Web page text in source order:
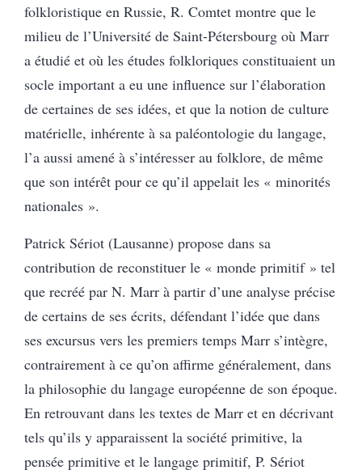
folkloristique en Russie, R. Comtet montre que le
milieu de l’Université de Saint-Pétersbourg où Marr
a étudié et où les études folkloriques constituaient un
socle important a eu une influence sur l’élaboration
de certaines de ses idées, et que la notion de culture
matérielle, inhérente à sa paléontologie du langage,
l’a aussi amené à s’intéresser au folklore, de même
que son intérêt pour ce qu’il appelait les « minorités
nationales ».
Patrick Sériot (Lausanne) propose dans sa
contribution de reconstituer le « monde primitif » tel
que recréé par N. Marr à partir d’une analyse précise
de certains de ses écrits, défendant l’idée que dans
ses excursus vers les premiers temps Marr s’intègre,
contrairement à ce qu’on affirme généralement, dans
la philosophie du langage européenne de son époque.
En retrouvant dans les textes de Marr et en décrivant
tels qu’ils y apparaissent la société primitive, la
pensée primitive et le langage primitif, P. Sériot